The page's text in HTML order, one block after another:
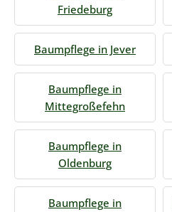
Friedeburg
Baumpflege in Jever
Baumpflege in
Mittegroßefehn
Baumpflege in
Oldenburg
Baumpflege in